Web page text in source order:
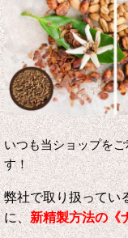
いつも当ショップを
す！
弊社で取り扱ってい
に、 新精製方法の《